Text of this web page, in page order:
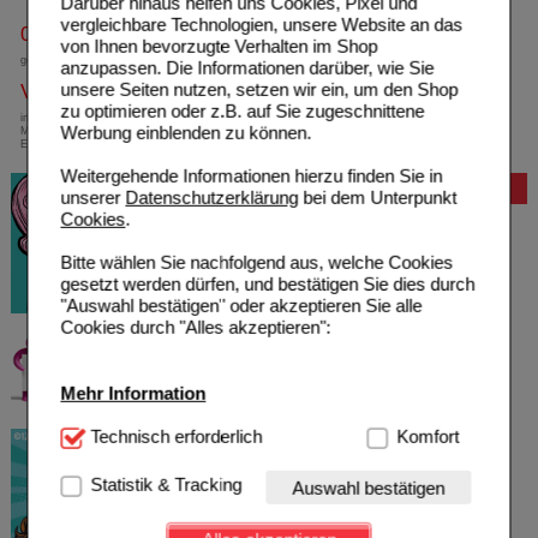
vergleichbare Technologien, unsere Website an das
von Ihnen bevorzugte Verhalten im Shop
anzupassen. Die Informationen darüber, wie Sie
unsere Seiten nutzen, setzen wir ein, um den Shop
zu optimieren oder z.B. auf Sie zugeschnittene
Werbung einblenden zu können.
Weitergehende Informationen hierzu finden Sie in
unserer Datenschutzerklärungbei dem Unterpunkt
Cookies.
Bitte wählen Sie nachfolgend aus, welche Cookies
gesetzt werden dürfen, und bestätigen Sie dies durch
"Auswahl bestätigen" oder akzeptieren Sie alle
Cookies durch "Alles akzeptieren":
Mehr Information
Technisch Notwendig:Hierbei handelt es sich um
Website notwendig sind (z.B. Navigation, Warenkorb,
Kundenkonto), weshalb auf diese nicht verzichtet
werden kann.
Technisch erforderlich Komfort
Statistik & Tracking Auswahl bestätigen
0800-10 11 422
gebührenfreie Rufnummer
Versandkostenfrei
innerhalb Deutschlands bei einem
Mindestbestellwert von 13,99 Euro oder bei
Einsendung eines Kassenrezeptes
Bewertung